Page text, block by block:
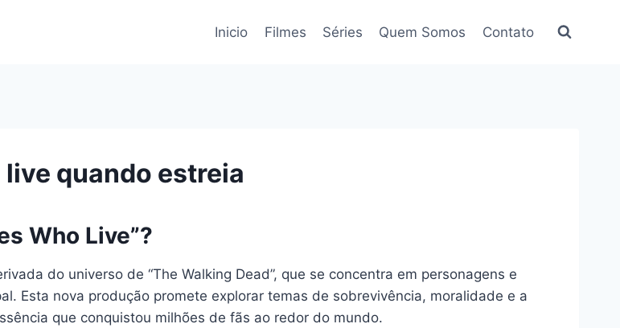
Inicio Filmes Séries Quem Somos Contato
quando estreia
Who Live”?
do universo de “The Walking Dead”, que se concentra em personagens e
Esta nova produção promete explorar temas de sobrevivência, moralidade e a
que conquistou milhões de fãs ao redor do mundo.